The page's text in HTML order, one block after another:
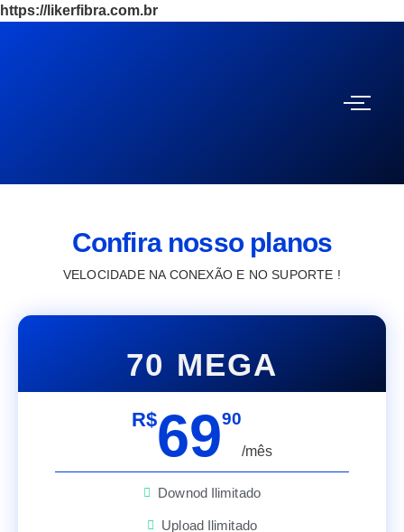
https://likerfibra.com.br
Confira nosso planos
VELOCIDADE NA CONEXÃO E NO SUPORTE !
70 MEGA
R$6990
/mês
Downod Ilimitado
Upload Ilimitado